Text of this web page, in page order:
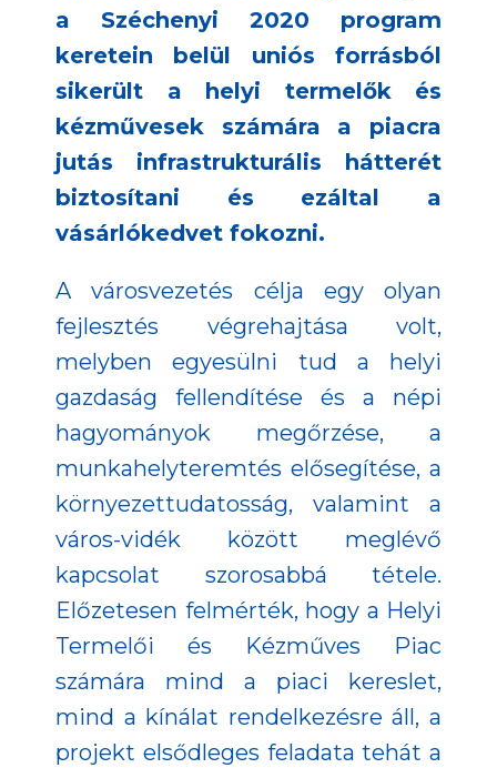
a Széchenyi 2020 program
keretein belül uniós forrásból
sikerült a helyi termelők és
kézművesek számára a piacra
jutás infrastrukturális hátterét
biztosítani és ezáltal a
vásárlókedvet fokozni.
A városvezetés célja egy olyan
fejlesztés végrehajtása volt,
melyben egyesülni tud a helyi
gazdaság fellendítése és a népi
hagyományok megőrzése, a
munkahelyteremtés elősegítése, a
környezettudatosság, valamint a
város-vidék között meglévő
kapcsolat szorosabbá tétele.
Előzetesen felmérték, hogy a Helyi
Termelői és Kézműves Piac
számára mind a piaci kereslet,
mind a kínálat rendelkezésre áll, a
projekt elsődleges feladata tehát a